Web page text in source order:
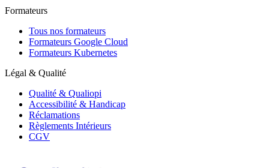
Formateurs
Tous nos formateurs
Formateurs Google Cloud
Formateurs Kubernetes
Légal & Qualité
Qualité & Qualiopi
Accessibilité & Handicap
Réclamations
Règlements Intérieurs
CGV